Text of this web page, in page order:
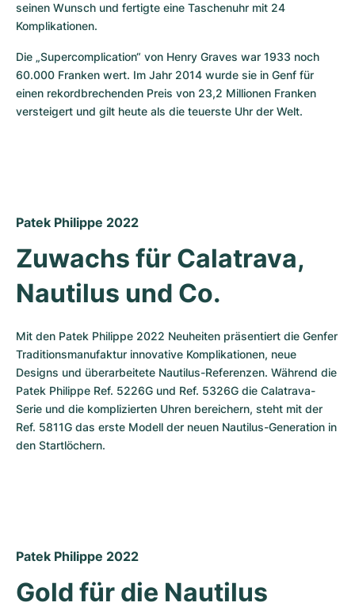
seinen Wunsch und fertigte eine Taschenuhr mit 24
Komplikationen.
Die „Supercomplication“ von Henry Graves war 1933 noch
60.000 Franken wert. Im Jahr 2014 wurde sie in Genf für
einen rekordbrechenden Preis von 23,2 Millionen Franken
versteigert und gilt heute als die teuerste Uhr der Welt.
Patek Philippe 2022
Zuwachs für Calatrava,
Nautilus und Co.
Mit den Patek Philippe 2022 Neuheiten präsentiert die Genfer
Traditionsmanufaktur innovative Komplikationen, neue
Designs und überarbeitete Nautilus-Referenzen. Während die
Patek Philippe Ref. 5226G und Ref. 5326G die Calatrava-
Serie und die komplizierten Uhren bereichern, steht mit der
Ref. 5811G das erste Modell der neuen Nautilus-Generation in
den Startlöchern.
Patek Philippe 2022
Gold für die Nautilus